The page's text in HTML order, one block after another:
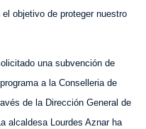
el objetivo de protegernuestro
una subvención de
a la Conselleria de
de la Dirección General de
alcaldesa Lourdes Aznar ha